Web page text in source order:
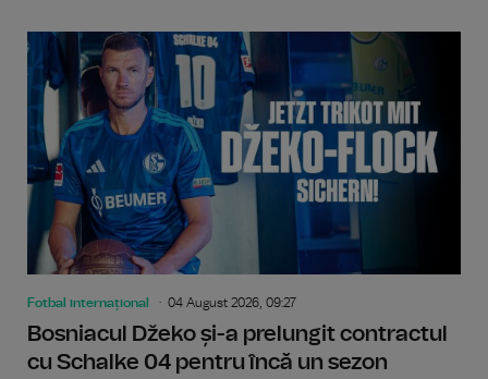
Fotbal internațional 04 August 2026, 09:27
Bosniacul Džeko și-a prelungit contractul
cu Schalke 04 pentru încă un sezon